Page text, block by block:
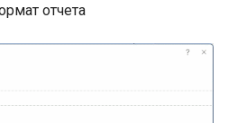
отчета